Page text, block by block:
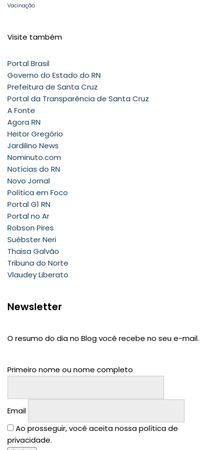
Vacinação
Visite também
Portal Brasil
Governo do Estado do RN
Prefeitura de Santa Cruz
Portal da Transparência de Santa Cruz
A Fonte
Agora RN
Heitor Gregório
Jardilino News
Nominuto.com
Notícias do RN
Novo Jornal
Política em Foco
Portal G1 RN
Portal no Ar
Robson Pires
Suébster Neri
Thaisa Galvão
Tribuna do Norte
Vlaudey Liberato
Newsletter
O resumo do dia no Blog você recebe no seu e-mail.
Primeiro nome ou nome completo
Email
Ao prosseguir, você aceita nossa política de
privacidade.